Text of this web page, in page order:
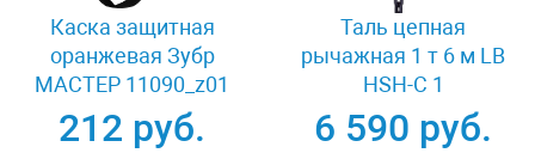
Каска защитная
оранжевая Зубр
МАСТЕР 11090_z01
212 руб.
Таль цепная
рычажная 1 т 6 м LB
HSH-C 1
6 590 руб.